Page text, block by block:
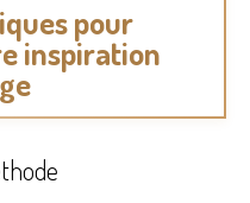
pour
inspiration